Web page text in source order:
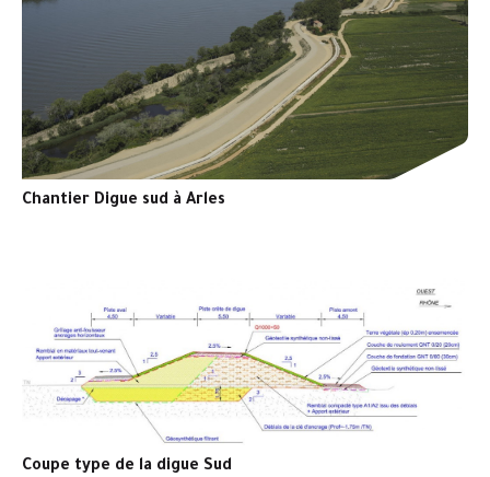
Chantier Digue sud à Arles
Coupe type de la digue Sud